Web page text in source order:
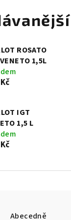
ROSATO
1,5L
IGT
1,5 L
Abecedně